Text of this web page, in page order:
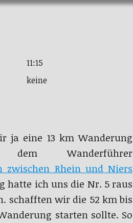
11:15
keine
ja eine 13 km Wanderung
Wanderführer
zwischen Rhein und Niers
hatte ich uns die Nr. 5 raus
schafften wir die 52 km bis
starten sollte. So